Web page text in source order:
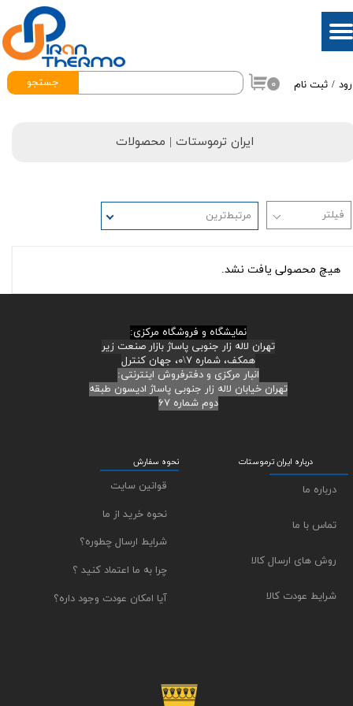
/ ثبت نام
حساب کاربری من
خروج از حساب کاربری
جستجو ۰
ایران ترموستات | محصولات
مرتبط‌ترین
هیچ محصولی یافت نشد.
نمایشگاه و فروشگاه مرکزی:
تهران لاله زار جنوبی پاساژ بازار صنعت زیر
همکف، شماره ۷\۰، جهان کنترل
انبار مرکزی و دفترفروش اینترنتی:
تهران خیابان لاله زار جنوبی پاساژ ادیسون طبقه
دوم شماره ۶۷
نحوه سفارش
قوانین سایت
نحوه خرید از ما
شرایط ارسال چطوره؟
چرا به ما اعتماد کنید ؟
آیا امکان عودت وجود داره؟
درباره ایران ترموستات
درباره ما
تماس با ما
روش های ارسال کالا
شرایط عودت کالا